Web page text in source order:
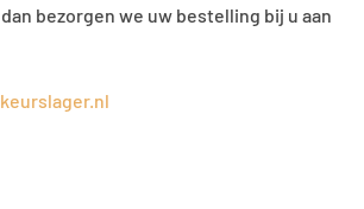
dan bezorgen we uw bestelling bij u aan